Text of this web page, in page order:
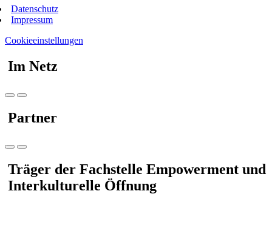
Datenschutz
Impressum
Cookieeinstellungen
Im Netz
Partner
Träger der Fachstelle Empowerment und
Interkulturelle Öffnung